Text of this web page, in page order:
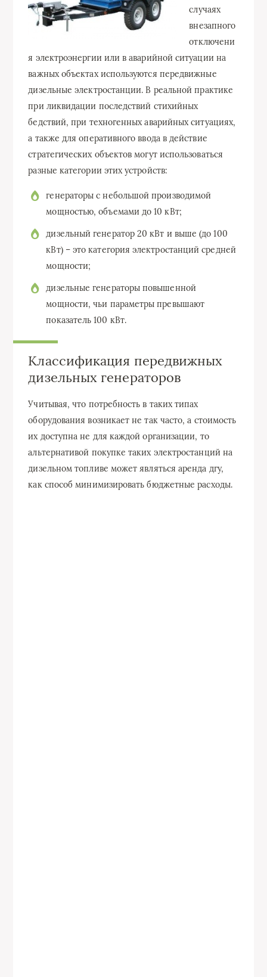
случаях
внезапного
отключени
я электроэнергии или в аварийной ситуации на
важных объектах используются передвижные
дизельные электростанции. В реальной практике
при ликвидации последствий стихийных
бедствий, при техногенных аварийных ситуациях,
а также для оперативного ввода в действие
стратегических объектов могут использоваться
разные категории этих устройств:
генераторы с небольшой производимой
мощностью, объемами до 10 кВт;
дизельный генератор 20 кВт и выше (до 100
кВт) – это категория электростанций средней
мощности;
дизельные генераторы повышенной
мощности, чьи параметры превышают
показатель 100 кВт.
Классификация передвижных
дизельных генераторов
Учитывая, что потребность в таких типах
оборудования возникает не так часто, а стоимость
их доступна не для каждой организации, то
альтернативой покупке таких электростанций на
дизельном топливе может являться аренда дгу,
как способ минимизировать бюджетные расходы.